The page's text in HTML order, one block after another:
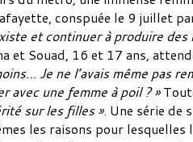
conspuée le 9 juillet
et continuer à produire
et Souad, 16 et 17 ans,
Je ne l’avais même pas
avec une femme à poil ? »
sur les filles ». Une série de
les raisons pour